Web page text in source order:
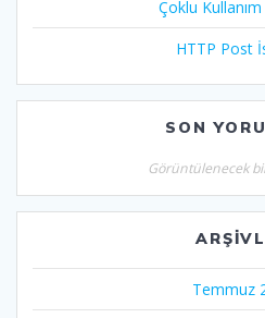
Çoklu Kullanım
HTTP Post
SON
Görüntülenecek
Temmuz